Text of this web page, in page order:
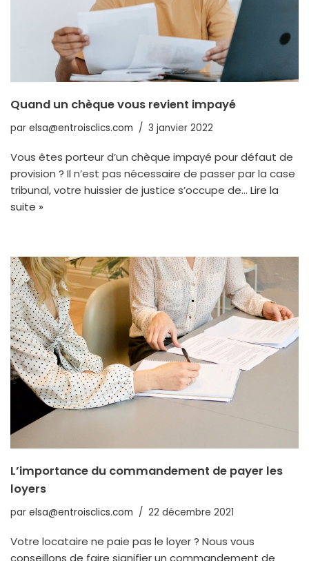
Quand un chèque vous revient impayé
par elsa@entroisclics.com 3 janvier 2022
Vous êtes porteur d’un chèque impayé pour défaut de
provision ? Il n’est pas nécessaire de passer par la case
tribunal, votre huissier de justice s’occupe de… Lire la
suite »
L’importance du commandement de payer les
loyers
par elsa@entroisclics.com 22 décembre 2021
Votre locataire ne paie pas le loyer ? Nous vous